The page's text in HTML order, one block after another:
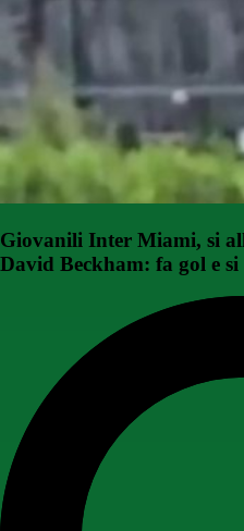
Giovanili Inter Miami, si
David Beckham: fa gol e si